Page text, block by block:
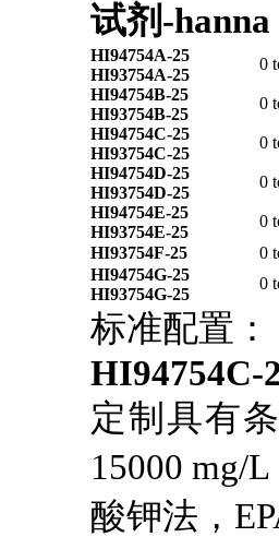
试剂-hanna
HI94754A-25
HI93754A-25
0
HI94754B-25
HI93754B-25
0
HI94754C-25
HI93754C-25
0
HI94754D-25
HI93754D-25
0
HI94754E-25
HI93754E-25
0
HI93754F-25
0
HI94754G-25
HI93754G-25
0
标准配置：
HI94754C-
定制具有
15000 mg/
酸钾法，